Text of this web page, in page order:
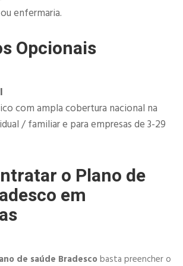
enfermaria.
Opcionais
com ampla cobertura nacional na
/ familiar e para empresas de 3-29
o Plano de
em
de saúde Bradescobasta preencher o